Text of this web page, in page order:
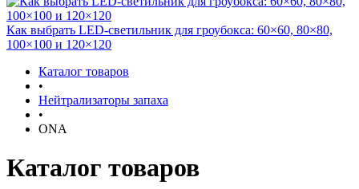
Как выбрать LED-светильник для гроубокса: 60×60, 80×80,
100×100 и 120×120
Каталог товаров
•
Нейтрализаторы запаха
•
ONA
Каталог товаров